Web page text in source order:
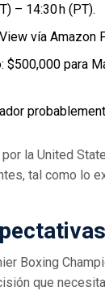
– 14:30 h (PT).
vía Amazon
$500,000 para
la United
tal como lo
Boxing
que